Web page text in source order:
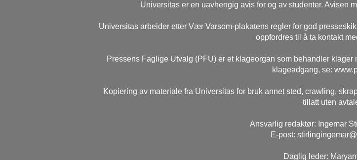
Universitas er en uavhengig avis for og av studenter. Avisen
Universitas arbeider etter Vær Varsom-plakatens regler for god
oppfordres til å ta kontakt
Pressens Faglige Utvalg (PFU) er et klageorgan som behandler
klageadgang, se:
Kopiering av materiale fra Universitas for bruk annet sted, crawling,
tillatt uten
Ansvarlig redaktør: Ingemar
E-post:
Daglig leder: